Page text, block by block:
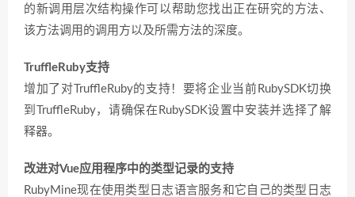
的新调用层次结构操作可以帮助您找出正在研究的方法、
该方法调用的调用方以及所需方法的深度。
TruffleRuby支持
增加了对TruffleRuby的支持！要将企业当前RubySDK切换
到TruffleRuby，请确保在RubySDK设置中安装并选择了解
释器。
改进对Vue应用程序中的类型记录的支持
RubyMine现在使用类型日志语言服务和它自己的类型日志